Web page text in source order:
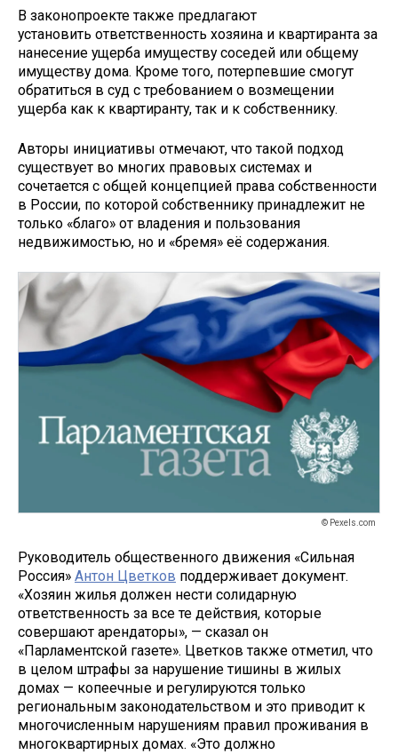
В законопроекте также предлагают
установить ответственность хозяина и квартиранта за
нанесение ущерба имуществу соседей или общему
имуществу дома. Кроме того, потерпевшие смогут
обратиться в суд с требованием о возмещении
ущерба как к квартиранту, так и к собственнику.
Авторы инициативы отмечают, что такой подход
существует во многих правовых системах и
сочетается с общей концепцией права собственности
в России, по которой собственнику принадлежит не
только «благо» от владения и пользования
недвижимостью, но и «бремя» её содержания.
© Pexels.com
Руководитель общественного движения «Сильная
Россия» Антон Цветков поддерживает документ.
«Хозяин жилья должен нести солидарную
ответственность за все те действия, которые
совершают арендаторы», — сказал он
«Парламентской газете». Цветков также отметил, что
в целом штрафы за нарушение тишины в жилых
домах — копеечные и регулируются только
региональным законодательством и это приводит к
многочисленным нарушениям правил проживания в
многоквартирных домах. «Это должно